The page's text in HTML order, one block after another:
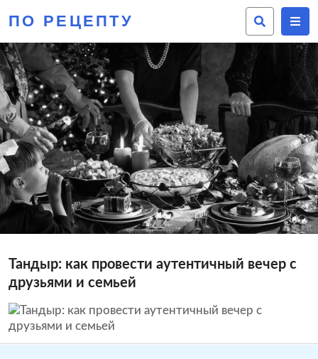
ПО РЕЦЕПТУ
Тандыр: как провести аутентичный вечер с
друзьями и семьей